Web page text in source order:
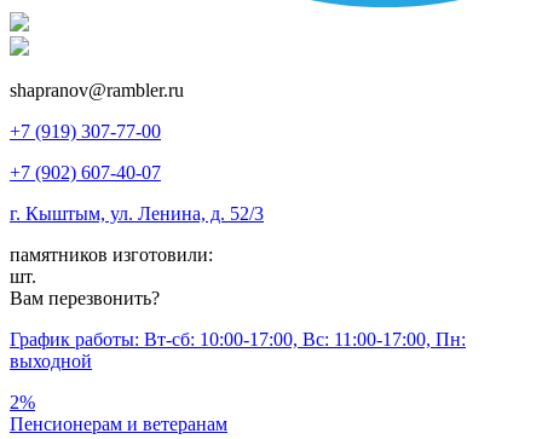
shapranov@rambler.ru
+7 (919) 307-77-00
+7 (902) 607-40-07
г. Кыштым, ул. Ленина, д. 52/3
памятников изготовили:
шт.
Вам перезвонить?
График работы: Вт-сб: 10:00-17:00, Вс: 11:00-17:00, Пн:
выходной
2%
Пенсионерам и ветеранам